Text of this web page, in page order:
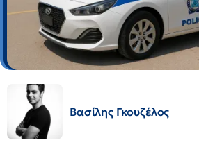
Βασίλης Γκουζέλος